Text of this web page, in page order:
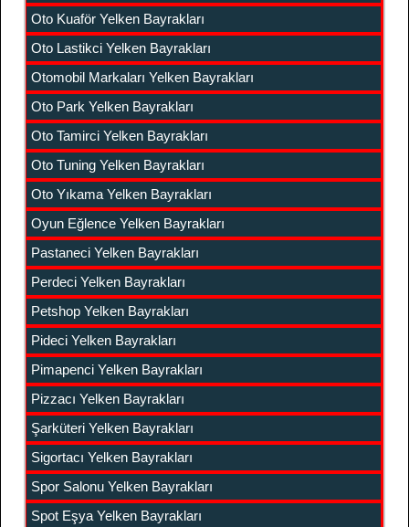
Oto Kuaför Yelken Bayrakları
Oto Lastikci Yelken Bayrakları
Otomobil Markaları Yelken Bayrakları
Oto Park Yelken Bayrakları
Oto Tamirci Yelken Bayrakları
Oto Tuning Yelken Bayrakları
Oto Yıkama Yelken Bayrakları
Oyun Eğlence Yelken Bayrakları
Pastaneci Yelken Bayrakları
Perdeci Yelken Bayrakları
Petshop Yelken Bayrakları
Pideci Yelken Bayrakları
Pimapenci Yelken Bayrakları
Pizzacı Yelken Bayrakları
Şarküteri Yelken Bayrakları
Sigortacı Yelken Bayrakları
Spor Salonu Yelken Bayrakları
Spot Eşya Yelken Bayrakları